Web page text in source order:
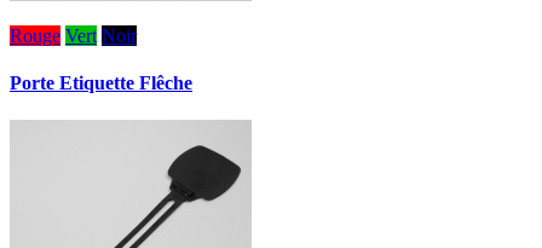
Rouge Vert Noir
Porte Etiquette Flêche